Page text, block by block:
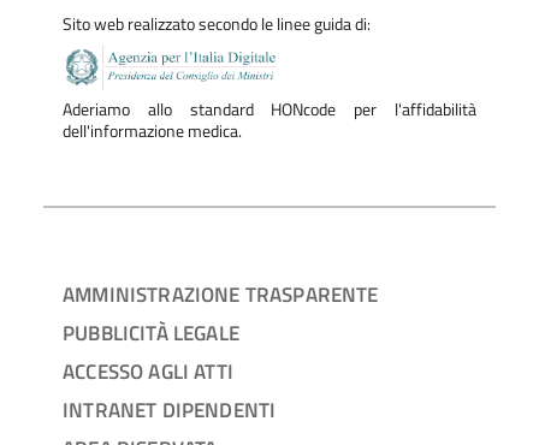
Sito web realizzato secondo le linee guida di:
Aderiamo allo standard HONcode per l'affidabilità
dell'informazione medica.
AMMINISTRAZIONE TRASPARENTE
PUBBLICITÀ LEGALE
ACCESSO AGLI ATTI
INTRANET DIPENDENTI